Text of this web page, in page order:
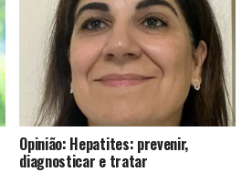
Opinião: Hepatites: prevenir,
diagnosticar e tratar